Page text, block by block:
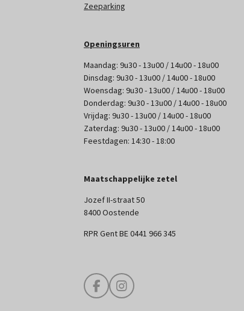
Zeeparking
Openingsuren
Maandag: 9u30 - 13u00 / 14u00 - 18u00
Dinsdag: 9u30 - 13u00 / 14u00 - 18u00
Woensdag: 9u30 - 13u00 / 14u00 - 18u00
Donderdag: 9u30 - 13u00 / 14u00 - 18u00
Vrijdag: 9u30 - 13u00 / 14u00 - 18u00
Zaterdag: 9u30 - 13u00 / 14u00 - 18u00
Feestdagen: 14:30 - 18:00
Maatschappelijke zetel
Jozef II-straat 50
8400 Oostende
RPR Gent BE 0441 966 345
F
a
I
n